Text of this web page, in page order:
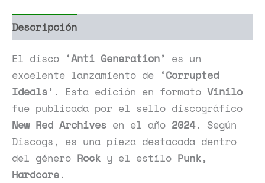
Descripción
El disco ‘Anti Generation’ es un
excelente lanzamiento de ‘Corrupted
Ideals’ . Esta edición en formato Vinilo
fue publicada por el sello discográfico
New Red Archives en el año 2024. Según
Discogs, es una pieza destacada dentro
del género Rock y el estilo Punk,
Hardcore.